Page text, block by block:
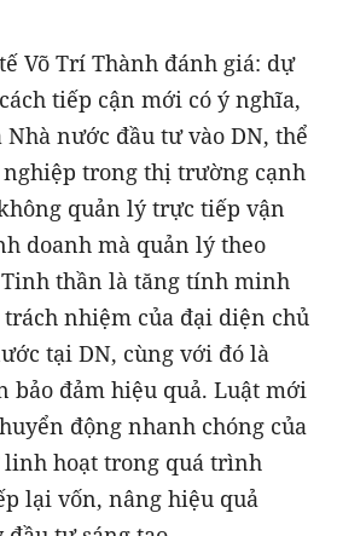
Võ Trí Thành đánh giá: dự
tiếp cận mới có ý nghĩa,
nước đầu tư vào DN, thể
trong thị trường cạnh
quản lý trực tiếp vận
doanh mà quản lý theo
thần là tăng tính minh
nhiệm của đại diện chủ
tại DN, cùng với đó là
bảo đảm hiệu quả. Luật mới
động nhanh chóng của
hoạt trong quá trình
lại vốn, nâng hiệu quả